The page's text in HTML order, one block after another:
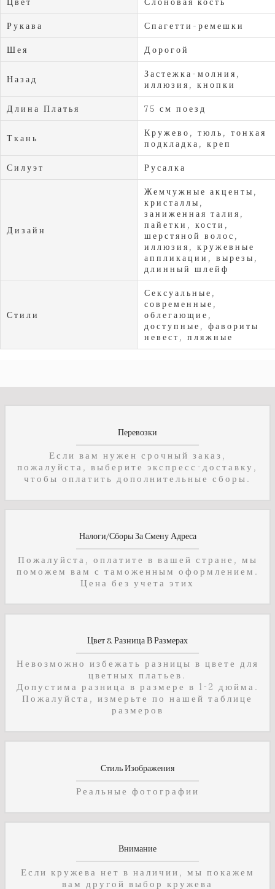
Рукава Спагетти-ремешки
Шея Дорогой
Назад
Застежка-молния,
иллюзия, кнопки
Длина Платья 75 см поезд
Ткань
Кружево, тюль, тонкая
подкладка, креп
Силуэт Русалка
Дизайн
Жемчужные акценты,
кристаллы,
заниженная талия,
пайетки, кости,
шерстяной волос,
иллюзия, кружевные
аппликации, вырезы,
длинный шлейф
Стили
Сексуальные,
современные,
облегающие,
доступные, фавориты
невест, пляжные
Перевозки
Если вам нужен срочный заказ,
пожалуйста, выберите экспресс-доставку,
чтобы оплатить дополнительные сборы.
Налоги/Сборы За Смену Адреса
Пожалуйста, оплатите в вашей стране, мы
поможем вам с таможенным оформлением.
Цена без учета этих
Цвет & Разница В Размерах
Невозможно избежать разницы в цвете для
цветных платьев.
Допустима разница в размере в 1-2 дюйма.
Пожалуйста, измерьте по нашей таблице
размеров
Стиль Изображения
Реальные фотографии
Внимание
Если кружева нет в наличии, мы покажем
вам другой выбор кружева